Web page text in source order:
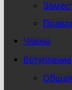
Члены
Вступление